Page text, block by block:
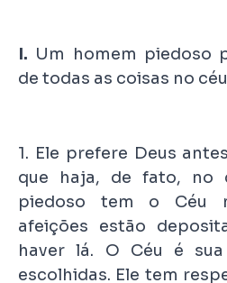
I. Um homem piedoso
de todas as coisas no
1. Ele prefere Deus
que haja, de fato, no
piedoso tem o Céu
afeições estão
haver lá. O Céu é
escolhidas. Ele tem